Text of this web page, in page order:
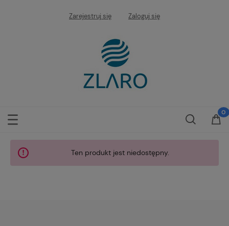
Zarejestruj się Zaloguj się
Ten produkt jest niedostępny.